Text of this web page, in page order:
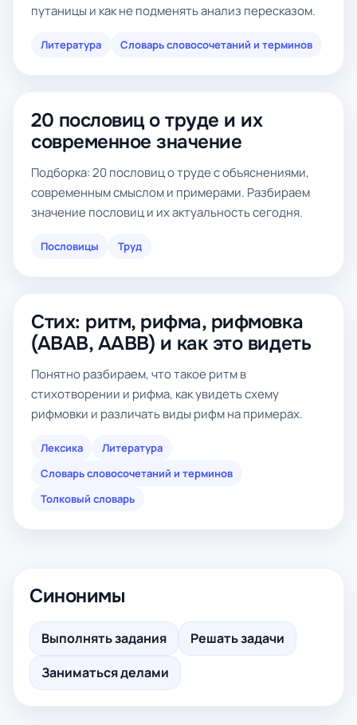
путаницы и как не подменять анализ пересказом.
Литература Словарь словосочетаний и терминов
20 пословиц о труде и их
современное значение
Подборка: 20 пословиц о труде с объяснениями,
современным смыслом и примерами. Разбираем
значение пословиц и их актуальность сегодня.
Пословицы Труд
Стих: ритм, рифма, рифмовка
(ABAB, AABB) и как это видеть
Понятно разбираем, что такое ритм в
стихотворении и рифма, как увидеть схему
рифмовки и различать виды рифм на примерах.
Лексика
Литература
Словарь словосочетаний и терминов
Толковый словарь
Синонимы
Выполнять задания
Решать задачи
Заниматься делами